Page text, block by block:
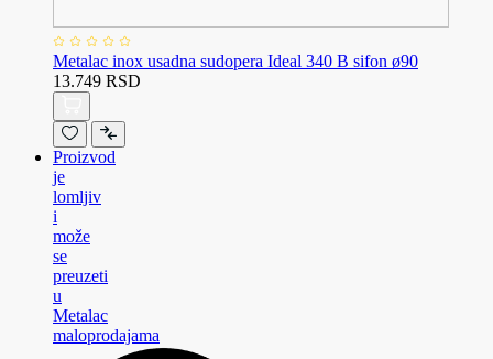
Metalac inox usadna sudopera Ideal 340 B sifon ø90
13.749 RSD
Proizvod
je
lomljiv
i
može
se
preuzeti
u
Metalac
maloprodajama